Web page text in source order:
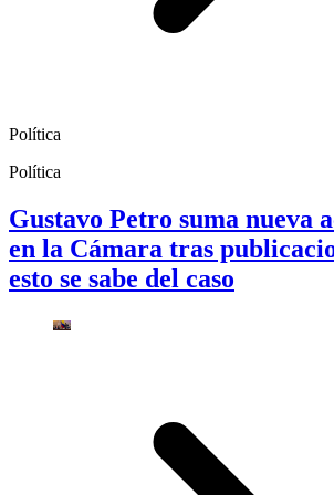
Política
Política
Gustavo Petro suma nueva
en la Cámara tras
esto se sabe del caso